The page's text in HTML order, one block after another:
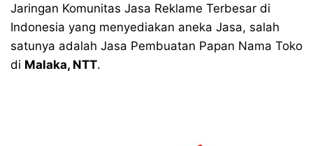
Jaringan Komunitas Jasa Reklame Terbesar di
Indonesia yang menyediakan aneka Jasa, salah
satunya adalah Jasa Pembuatan Papan Nama Toko
di Malaka, NTT.